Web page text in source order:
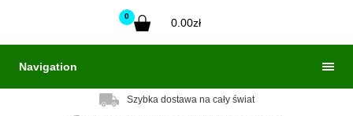
0
0.00zł
Navigation
Szybka dostawa na cały świat